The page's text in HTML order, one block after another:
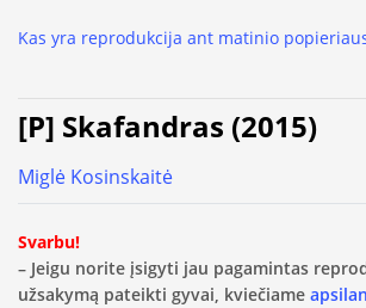
Kas yra reprodukcija ant matinio
[P] Skafandras (2015)
Miglė Kosinskaitė
Svarbu!
– Jeigu norite įsigyti jau pagamintas
užsakymą pateikti gyvai, kviečiame